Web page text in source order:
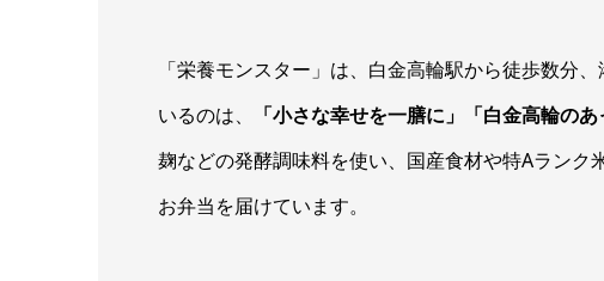
「栄養モンスター」は、白金高輪駅から徒歩数分
いるのは、
「小さな幸せを一膳に」「白金高輪のあ
麹などの発酵調味料を使い、国産食材や特Aランク
お弁当を届けています。